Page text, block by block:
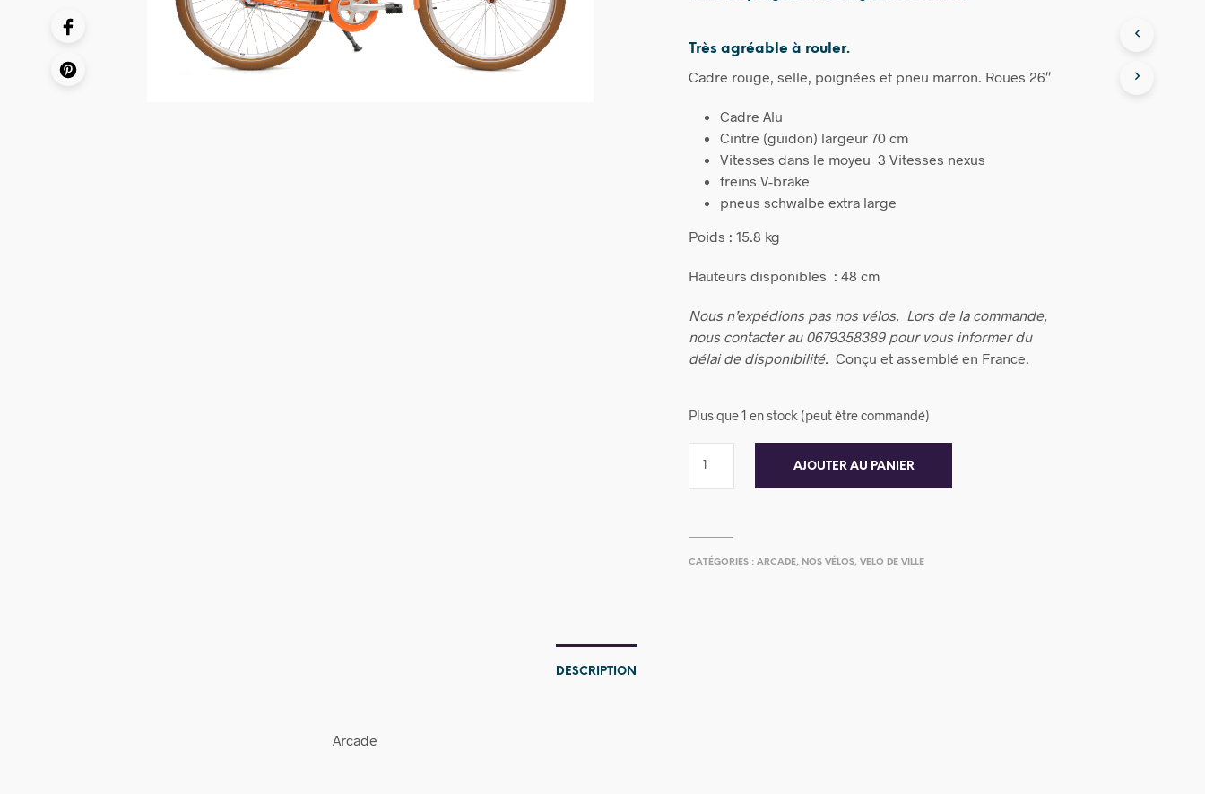
Très agréable à rouler.
Cadre rouge, selle, poignées et pneu marron. Roues 26″
Cadre Alu
Cintre (guidon) largeur 70 cm
Vitesses dans le moyeu 3 Vitesses nexus
freins V-brake
pneus schwalbe extra large
Poids : 15.8 kg
Hauteurs disponibles : 48 cm
Nous n’expédions pas nos vélos. Lors de la commande,
nous contacter au 0679358389 pour vous informer du
délai de disponibilité. Conçu et assemblé en France.
Plus que 1 en stock (peut être commandé)
AJOUTER AU PANIER
CATÉGORIES :ARCADE, NOS VÉLOS,VELO DE VILLE
DESCRIPTION
Arcade